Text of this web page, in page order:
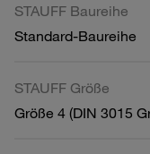
STAUFF Baureihe
Standard-Baureihe
STAUFF Größe
Größe 4 (DIN 3015